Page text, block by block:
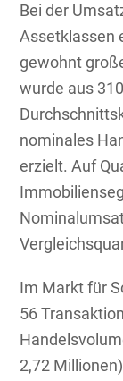
Bei der
Assetklassen
gewohnt
wurde aus
nominales
erzielt. Auf
Im Markt für
56
2,72